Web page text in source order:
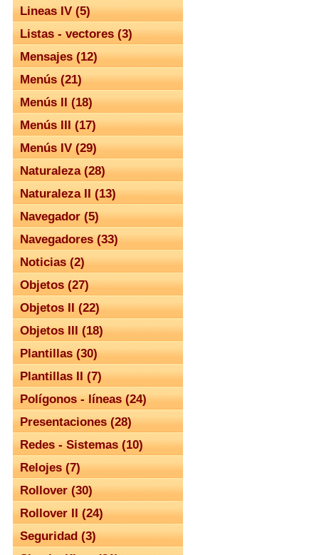
Lineas IV (5)
Listas - vectores (3)
Mensajes (12)
Menús (21)
Menús II (18)
Menús III (17)
Menús IV (29)
Naturaleza (28)
Naturaleza II (13)
Navegador (5)
Navegadores (33)
Noticias (2)
Objetos (27)
Objetos II (22)
Objetos III (18)
Plantillas (30)
Plantillas II (7)
Polígonos - líneas (24)
Presentaciones (28)
Redes - Sistemas (10)
Relojes (7)
Rollover (30)
Rollover II (24)
Seguridad (3)